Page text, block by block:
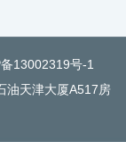
13002319号-1
油天津大厦A517房